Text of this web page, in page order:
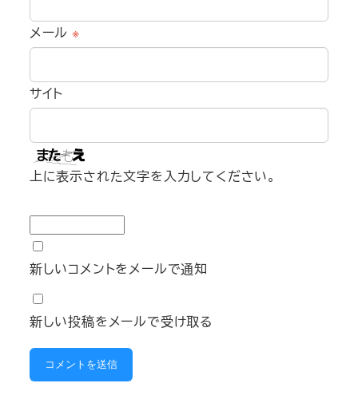
メール ※
サイト
上に表示された文字を入力してください。
新しいコメントをメールで通知
新しい投稿をメールで受け取る